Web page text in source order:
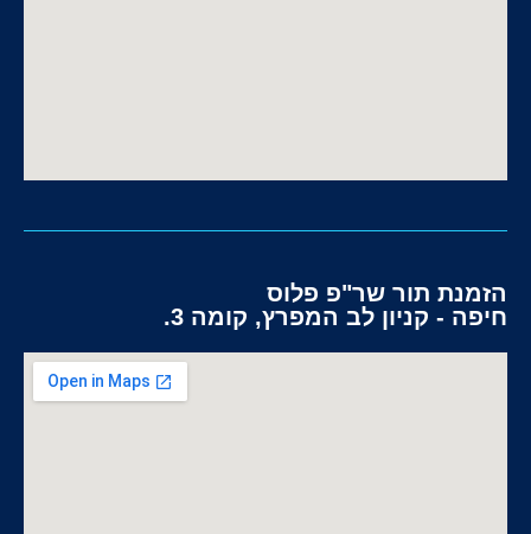
הזמנת תור שר"פ פלוס
חיפה - קניון לב המפרץ, קומה 3.